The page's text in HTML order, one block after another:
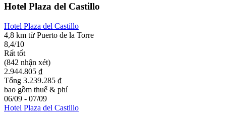
Hotel Plaza del Castillo
Hotel Plaza del Castillo
4,8 km từ Puerto de la Torre
8,4/10
Rất tốt
(842 nhận xét)
2.944.805 ₫
Tổng 3.239.285 ₫
bao gồm thuế & phí
06/09 - 07/09
Hotel Plaza del Castillo